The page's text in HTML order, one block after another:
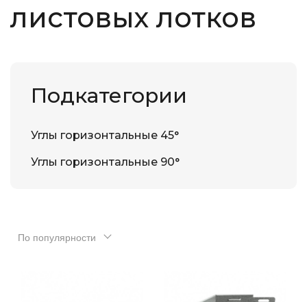
листовых лотков
Подкатегории
Углы горизонтальные 45°
Углы горизонтальные 90°
По популярности